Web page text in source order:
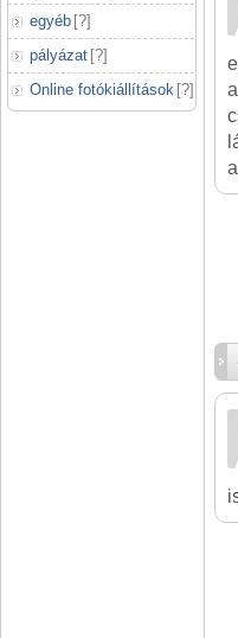
egyéb [?]
pályázat [?]
Online fotókiállítások [?]